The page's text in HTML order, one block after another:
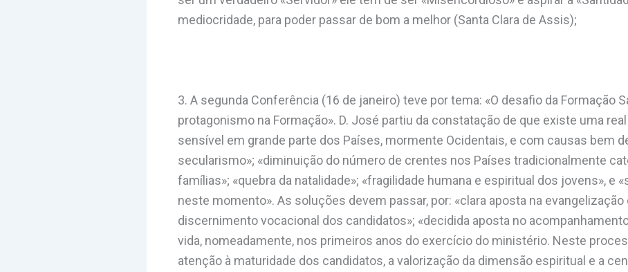
mediocridade, para poder passar de bom a melhor (Santa Clara de Assis);
3. A segunda Conferência (16 de janeiro) teve por tema: «O desafio da Formação
protagonismo na Formação». D. José partiu da constatação de que existe uma
sensível em grande parte dos Países, mormente Ocidentais, e com causas bem
secularismo»; «diminuição do número de crentes nos Países tradicionalmente
famílias»; «quebra da natalidade»; «fragilidade humana e espiritual dos jovens», e
neste momento». As soluções devem passar, por: «clara aposta na evangelização
discernimento vocacional dos candidatos»; «decidida aposta no
vida, nomeadamente, nos primeiros anos do exercício do ministério. Neste
atenção à maturidade dos candidatos, a valorização da dimensão espiritual e a